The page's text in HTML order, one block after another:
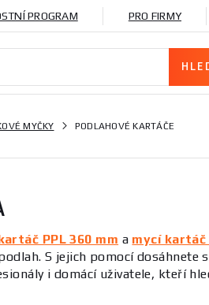
PROGRAM PRO FIRMY
MYČKY PODLAHOVÉ KARTÁČE
PPL 360 mm a mycí kartáč
S jejich pomocí dosáhnete
i domácí uživatele, kteří